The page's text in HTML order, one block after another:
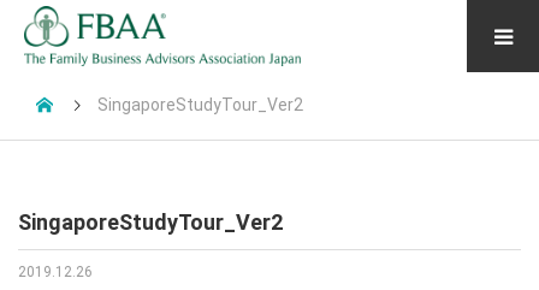
SingaporeStudyTour_Ver2
SingaporeStudyTour_Ver2
2019.12.26